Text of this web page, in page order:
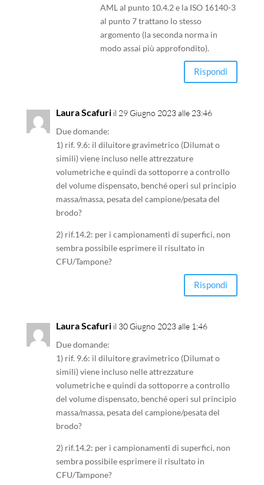
AML al punto 10.4.2 e la ISO 16140-3
al punto 7 trattano lo stesso
argomento (la seconda norma in
modo assai più approfondito).
Rispondi
Laura Scafuri il 29 Giugno 2023 alle 23:46
Due domande:
1) rif. 9.6: il diluitore gravimetrico (Dilumat o
simili) viene incluso nelle attrezzature
volumetriche e quindi da sottoporre a controllo
del volume dispensato, benché operi sul principio
massa/massa, pesata del campione/pesata del
brodo?
2) rif.14.2: per i campionamenti di superfici, non
sembra possibile esprimere il risultato in
CFU/Tampone?
Rispondi
Laura Scafuri il 30 Giugno 2023 alle 1:46
Due domande:
1) rif. 9.6: il diluitore gravimetrico (Dilumat o
simili) viene incluso nelle attrezzature
volumetriche e quindi da sottoporre a controllo
del volume dispensato, benché operi sul principio
massa/massa, pesata del campione/pesata del
brodo?
2) rif.14.2: per i campionamenti di superfici, non
sembra possibile esprimere il risultato in
CFU/Tampone?